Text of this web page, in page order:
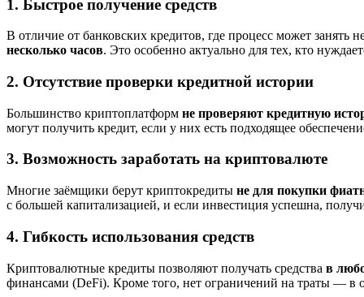
1. Быстрое получение средств
В отличие от банковских кредитов, где процесс может
несколько часов. Это особенно актуально для тех, кто
2. Отсутствие проверки кредитной истории
Большинство криптоплатформ не проверяют кредитную
могут получить кредит, если у них есть подходящее
3. Возможность заработать на криптовалюте
Многие заёмщики берут криптокредиты не для покупки
с большей капитализацией, и если инвестиция успешна,
4. Гибкость использования средств
Криптовалютные кредиты позволяют получать средства в
финансами (DeFi). Кроме того, нет ограничений на траты — в